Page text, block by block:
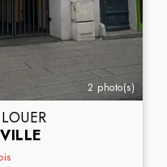
2 photo(s)